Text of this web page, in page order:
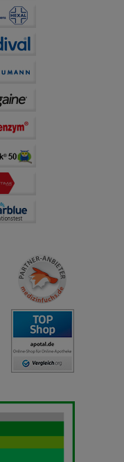
teilweise an
Medien